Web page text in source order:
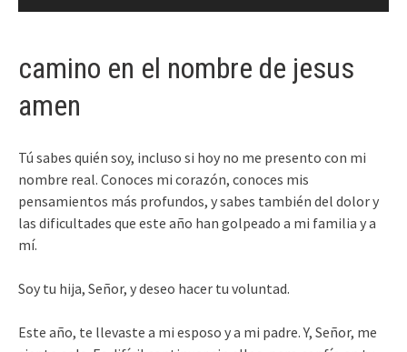
camino en el nombre de jesus
amen
Tú sabes quién soy, incluso si hoy no me presento con mi
nombre real. Conoces mi corazón, conoces mis
pensamientos más profundos, y sabes también del dolor y
las dificultades que este año han golpeado a mi familia y a
mí.
Soy tu hija, Señor, y deseo hacer tu voluntad.
Este año, te llevaste a mi esposo y a mi padre. Y, Señor, me